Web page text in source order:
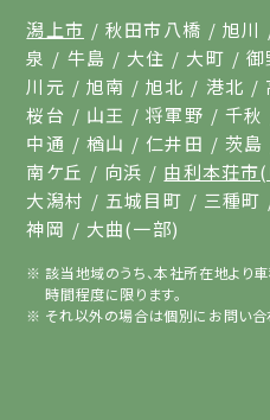
潟上市 秋田市八橋 旭川
泉
牛島 大住 大町 御
川元
旭南 旭北 港北
桜台
山王 将軍野 千秋
中通
楢山 仁井田 茨島
南ケ丘
向浜 由利本荘市
大潟村
五城目町 三種町
神岡
大曲(一部)
該当地域のうち、本社所在地より
時間程度に限ります。
それ以外の場合は個別にお問い合